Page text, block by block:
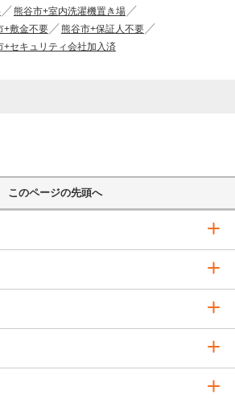
熊谷市+室内洗濯機置き場
+敷金不要
熊谷市+保証人不要
+セキュリティ会社加入済
このページの先頭へ